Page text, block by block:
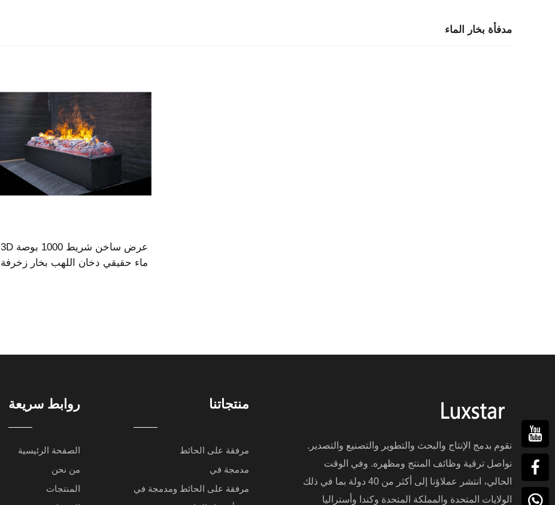
مدفأة بخار الماء
عرض ساخن شريط 1000 بوصة 3D
ماء حقيقي دخان اللهب بخار زخرفة
نقوم بدمج الإنتاج والبحث والتطوير والتصنيع والتصدير.
نواصل ترقية وظائف المنتج ومظهره. وفي الوقت
الحالي، انتشر عملاؤنا إلى أكثر من 40 دولة بما في ذلك
الولايات المتحدة والمملكة المتحدة وكندا وأستراليا
منتجاتنا
مرفقة على الحائط
مدمجة في
مرفقة على الحائط ومدمجة في
روابط سريعة
الصفحة الرئيسية
من نحن
المنتجات